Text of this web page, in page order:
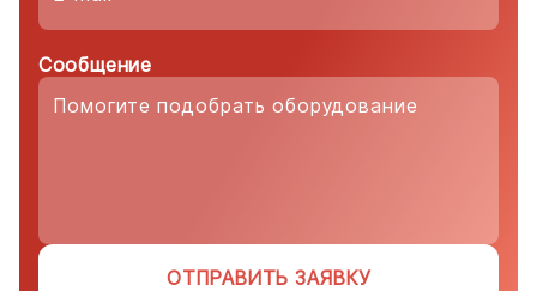
Сообщение
ОТПРАВИТЬ ЗАЯВКУ